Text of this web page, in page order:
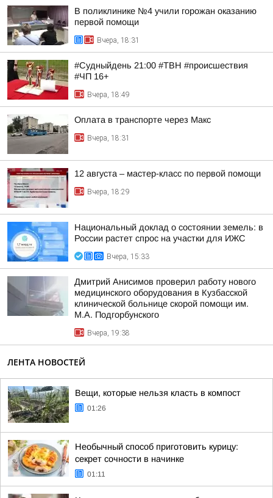
В поликлинике №4 учили горожан оказанию
первой помощи
Вчера, 18:31
#Судныйдень 21:00 #ТВН #происшествия
#ЧП 16+
Вчера, 18:49
Оплата в транспорте через Макс
Вчера, 18:31
12 августа – мастер-класс по первой помощи
Вчера, 18:29
Национальный доклад о состоянии земель: в
России растет спрос на участки для ИЖС
Вчера, 15:33
Дмитрий Анисимов проверил работу нового
медицинского оборудования в Кузбасской
клинической больнице скорой помощи им.
М.А. Подгорбунского
Вчера, 19:38
ЛЕНТА НОВОСТЕЙ
Вещи, которые нельзя класть в компост
01:26
Необычный способ приготовить курицу:
секрет сочности в начинке
01:11